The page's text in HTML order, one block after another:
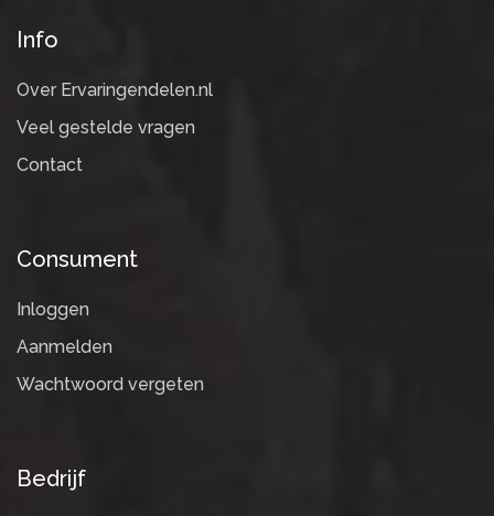
Info
Over Ervaringendelen.nl
Veel gestelde vragen
Contact
Consument
Inloggen
Aanmelden
Wachtwoord vergeten
Bedrijf